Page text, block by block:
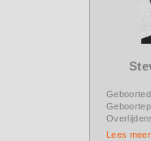
Lees meer